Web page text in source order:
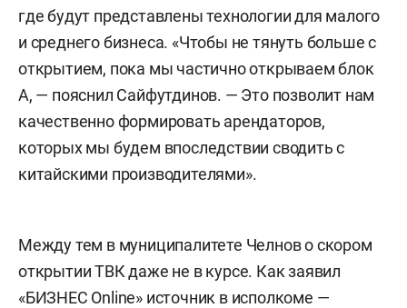
где будут представлены технологии для малого
и среднего бизнеса. «Чтобы не тянуть больше с
открытием, пока мы частично открываем блок
А, — пояснил Сайфутдинов. — Это позволит нам
качественно формировать арендаторов,
которых мы будем впоследствии сводить с
китайскими производителями».
Между тем в муниципалитете Челнов о скором
открытии ТВК даже не в курсе. Как заявил
«БИЗНЕС Online» источник в исполкоме —